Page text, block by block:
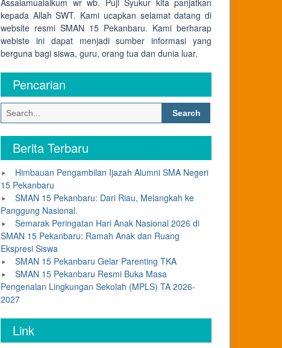
Assalamualaikum wr wb. Puji Syukur kita panjatkan
kepada Allah SWT. Kami ucapkan selamat datang di
website resmi SMAN 15 Pekanbaru. Kami berharap
webiste ini dapat menjadi sumber informasi yang
berguna bagi siswa, guru, orang tua dan dunia luar.
Pencarian
Search
for:
Berita Terbaru
Himbauan Pengambilan Ijazah Alumni SMA Negeri
15 Pekanbaru
SMAN 15 Pekanbaru: Dari Riau, Melangkah ke
Panggung Nasional.
Semarak Peringatan Hari Anak Nasional 2026 di
SMAN 15 Pekanbaru: Ramah Anak dan Ruang
Ekspresi Siswa
SMAN 15 Pekanbaru Gelar Parenting TKA
SMAN 15 Pekanbaru Resmi Buka Masa
Pengenalan Lingkungan Sekolah (MPLS) TA 2026-
2027
Link